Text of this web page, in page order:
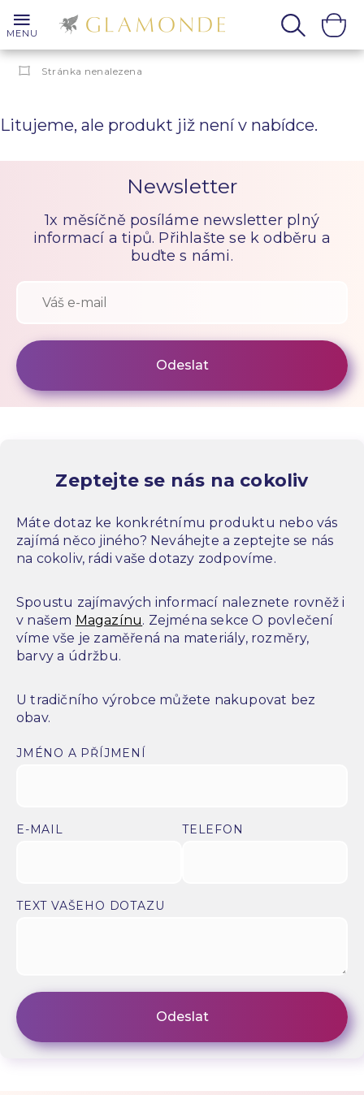
MENU
Stránka nenalezena
Litujeme, ale produkt již není v nabídce.
Newsletter
1x měsíčně posíláme newsletter plný
informací a tipů. Přihlašte se k odběru a
buďte s námi.
Zeptejte se nás na cokoliv
Máte dotaz ke konkrétnímu produktu nebo vás
zajímá něco jiného? Neváhejte a zeptejte se nás
na cokoliv, rádi vaše dotazy zodpovíme.
Spoustu zajímavých informací naleznete rovněž i
v našem Magazínu. Zejména sekce O povlečení
víme vše je zaměřená na materiály, rozměry,
barvy a údržbu.
U tradičního výrobce můžete nakupovat bez
obav.
JMÉNO A PŘÍJMENÍ
E-MAIL TELEFON
TEXT VAŠEHO DOTAZU